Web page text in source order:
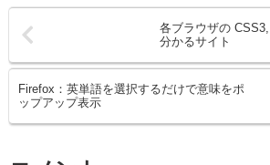
各ブラウザの
分かるサイト
Firefox：英単語を選択するだけで意味をポ
ップアップ表示